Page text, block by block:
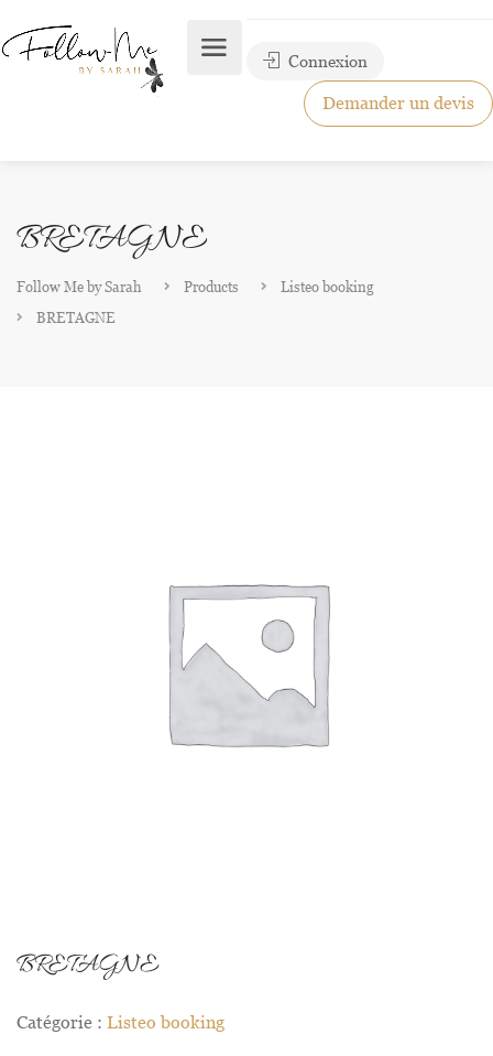
Connexion
Demander un devis
BRETAGNE
Follow Me by Sarah Products
Listeo booking
BRETAGNE
BRETAGNE
Catégorie : Listeo booking